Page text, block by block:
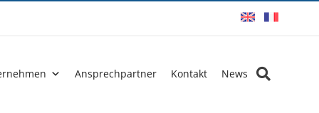
Ansprechpartner Kontakt News